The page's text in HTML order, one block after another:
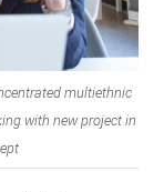
multiethnic
with new project in